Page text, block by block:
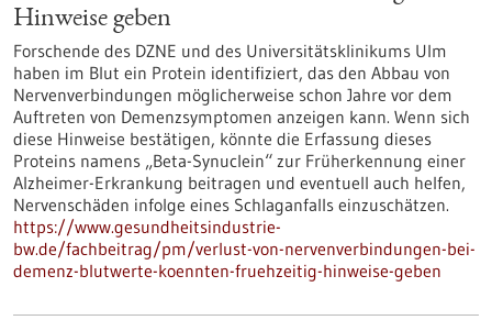
Hinweise geben
Forschende des DZNE und des Universitätsklinikums Ulm
haben im Blut ein Protein identifiziert, das den Abbau von
Nervenverbindungen möglicherweise schon Jahre vor dem
Auftreten von Demenzsymptomen anzeigen kann. Wenn sich
diese Hinweise bestätigen, könnte die Erfassung dieses
Proteins namens „Beta-Synuclein“ zur Früherkennung einer
Alzheimer-Erkrankung beitragen und eventuell auch helfen,
Nervenschäden infolge eines Schlaganfalls einzuschätzen.
https://www.gesundheitsindustrie-
bw.de/fachbeitrag/pm/verlust-von-nervenverbindungen-bei-
demenz-blutwerte-koennten-fruehzeitig-hinweise-geben